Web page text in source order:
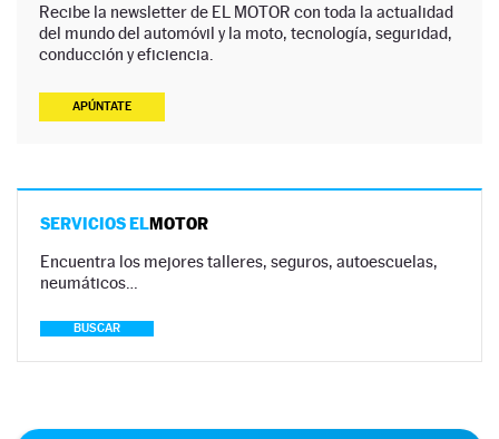
Recibe la newsletter de EL MOTOR con toda la actualidad
del mundo del automóvil y la moto, tecnología, seguridad,
conducción y eficiencia.
APÚNTATE
SERVICIOS ELMOTOR
Encuentra los mejores talleres, seguros, autoescuelas,
neumáticos…
BUSCAR